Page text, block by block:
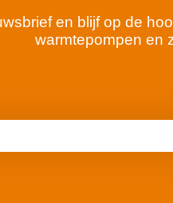
en blijf op de
warmtepompen en